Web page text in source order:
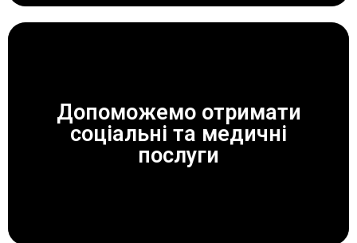
Допоможемо отримати
соціальні та медичні
послуги
ЗАВЖДИ ДОПОМОЖЕМО!